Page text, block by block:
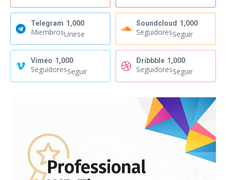
Telegram 1,000
MiembrosUnirse
Soundcloud 1,000
SeguidoresSeguir
Vimeo 1,000
SeguidoresSeguir
Dribbble 1,000
SeguidoresSeguir